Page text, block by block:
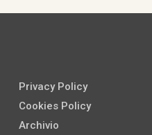
Privacy Policy
Cookies Policy
Archivio